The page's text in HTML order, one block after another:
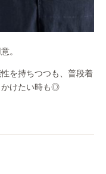
。
を持ちつつも、普段着
かけたい時も◎